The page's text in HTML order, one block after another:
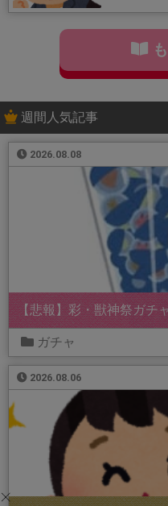
週間人気記事
2026.08.08
【悲報】彩・獣神祭ガチ
ガチャ
2026.08.06